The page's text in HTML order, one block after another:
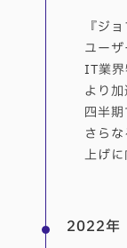
『ジ
ユー
IT業
より
四半
さら
上げに
2022年